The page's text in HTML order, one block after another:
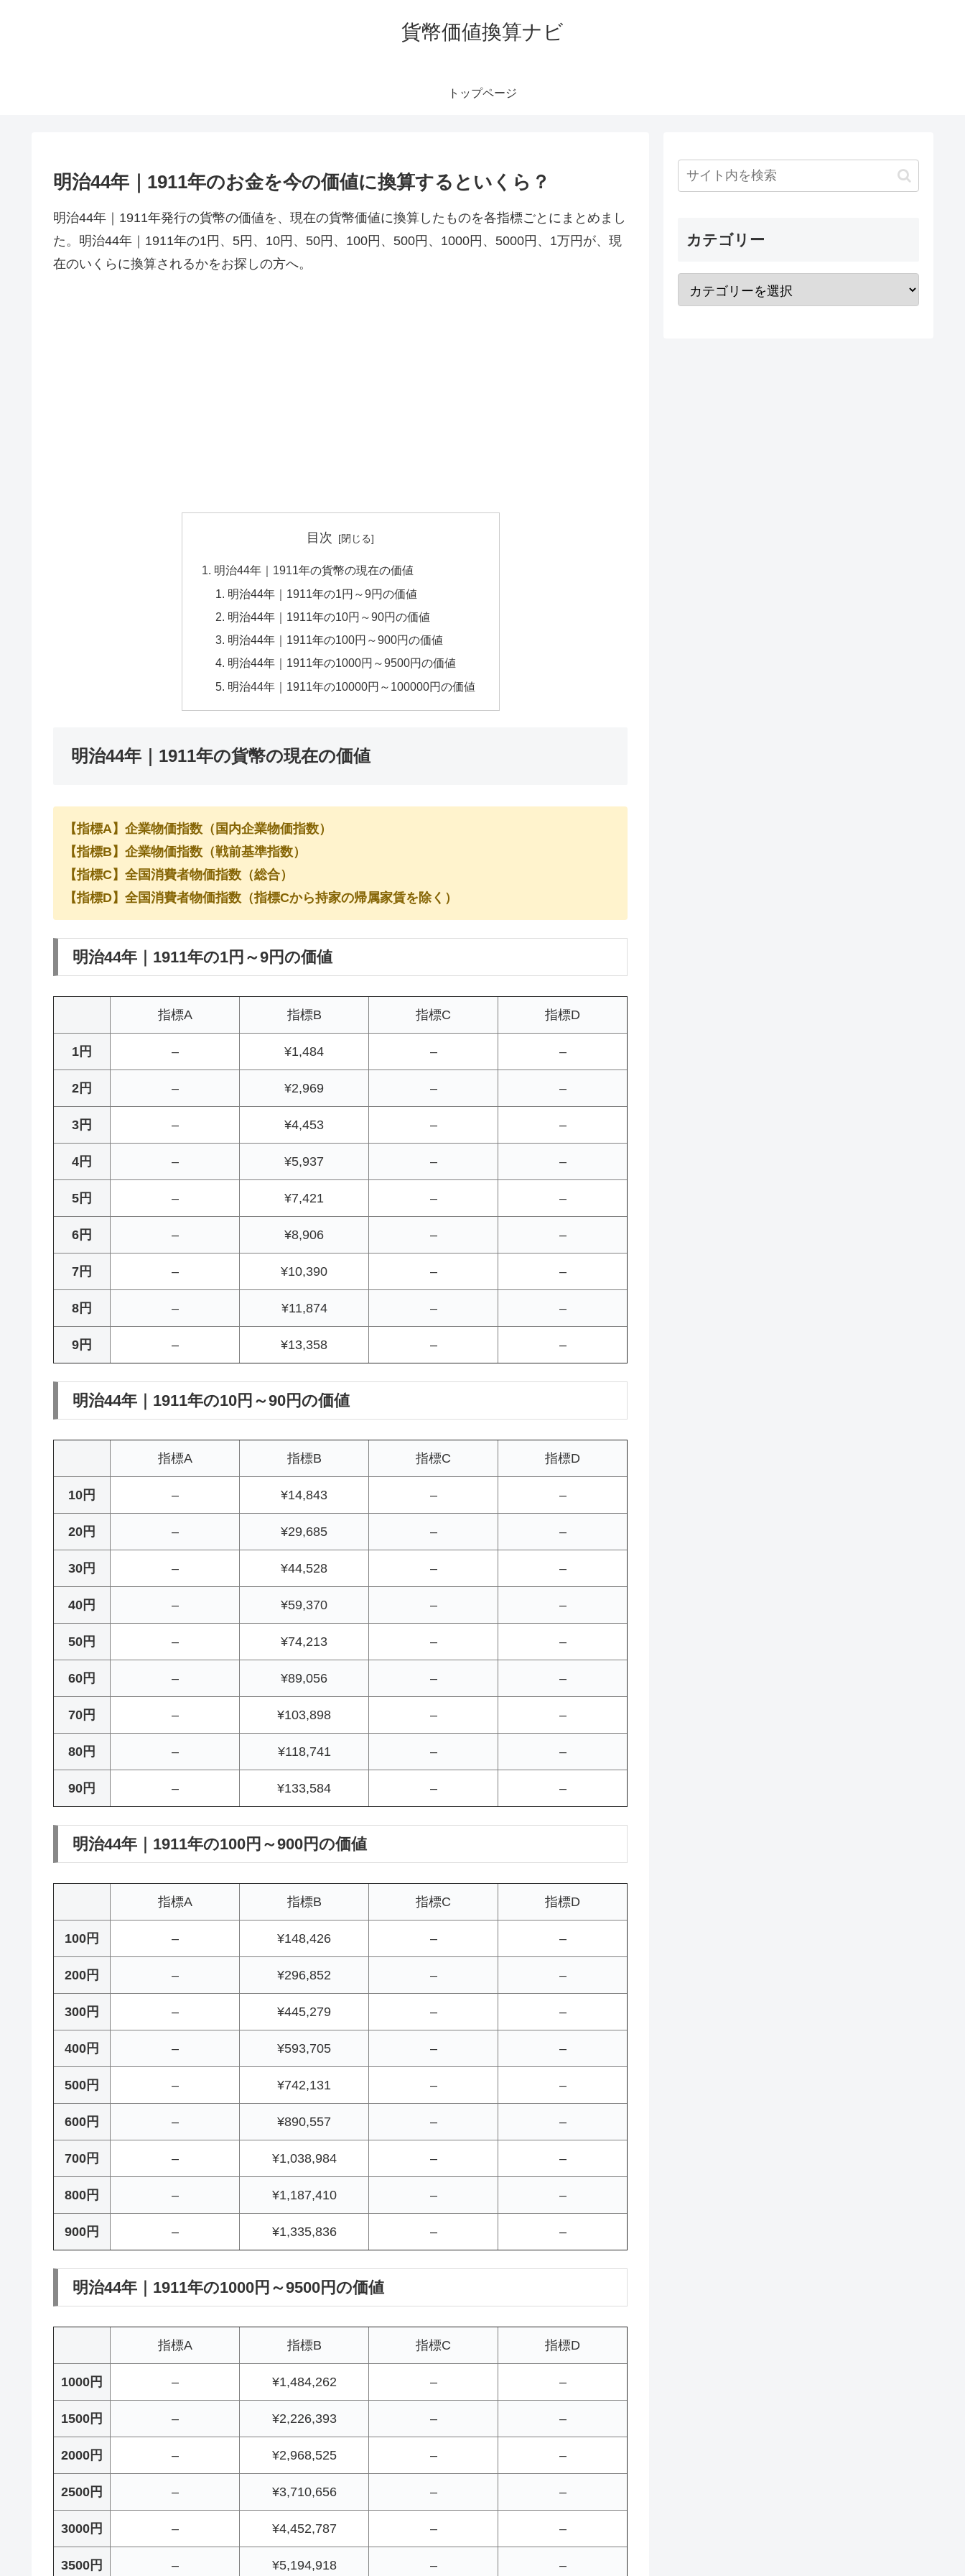
貨幣価値換算ナビ
トップページ
明治44年｜1911年のお金を今の価値に換算するといくら？
明治44年｜1911年発行の貨幣の価値を、現在の貨幣価値に換算したものを各指標ごとにまとめまし
た。明治44年｜1911年の1円、5円、10円、50円、100円、500円、1000円、5000円、1万円が、現
在のいくらに換算されるかをお探しの方へ。
目次
明治44年｜1911年の貨幣の現在の価値
明治44年｜1911年の1円～9円の価値
明治44年｜1911年の10円～90円の価値
明治44年｜1911年の100円～900円の価値
明治44年｜1911年の1000円～9500円の価値
明治44年｜1911年の10000円～100000円の価値
明治44年｜1911年の貨幣の現在の価値
【指標A】企業物価指数（国内企業物価指数）
【指標B】企業物価指数（戦前基準指数）
【指標C】全国消費者物価指数（総合）
【指標D】全国消費者物価指数（指標Cから持家の帰属家賃を除く）
明治44年｜1911年の1円～9円の価値
指標A 指標B 指標C 指標D
1円 – ¥1,484 – –
2円 – ¥2,969 – –
3円 – ¥4,453 – –
4円 – ¥5,937 – –
5円 – ¥7,421 – –
6円 – ¥8,906 – –
7円 – ¥10,390 – –
8円 – ¥11,874 – –
9円 – ¥13,358 – –
明治44年｜1911年の10円～90円の価値
指標A 指標B 指標C 指標D
10円 – ¥14,843 – –
20円 – ¥29,685 – –
30円 – ¥44,528 – –
40円 – ¥59,370 – –
50円 – ¥74,213 – –
60円 – ¥89,056 – –
70円 – ¥103,898 – –
80円 – ¥118,741 – –
90円 – ¥133,584 – –
明治44年｜1911年の100円～900円の価値
指標A 指標B 指標C 指標D
100円 – ¥148,426 – –
200円 – ¥296,852 – –
300円 – ¥445,279 – –
400円 – ¥593,705 – –
500円 – ¥742,131 – –
600円 – ¥890,557 – –
700円 – ¥1,038,984 – –
800円 – ¥1,187,410 – –
900円 – ¥1,335,836 – –
明治44年｜1911年の1000円～9500円の価値
指標A 指標B 指標C 指標D
1000円 – ¥1,484,262 – –
1500円 – ¥2,226,393 – –
2000円 – ¥2,968,525 – –
2500円 – ¥3,710,656 – –
3000円 – ¥4,452,787 – –
3500円 – ¥5,194,918 – –
カテゴリー